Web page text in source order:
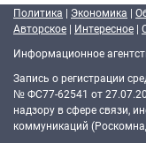
Политика | Экономика |
Авторское | Интересное |
Информационное
Запись о регистрации
№ ФС77-62541 от
надзору в сфере связи,
коммуникаций